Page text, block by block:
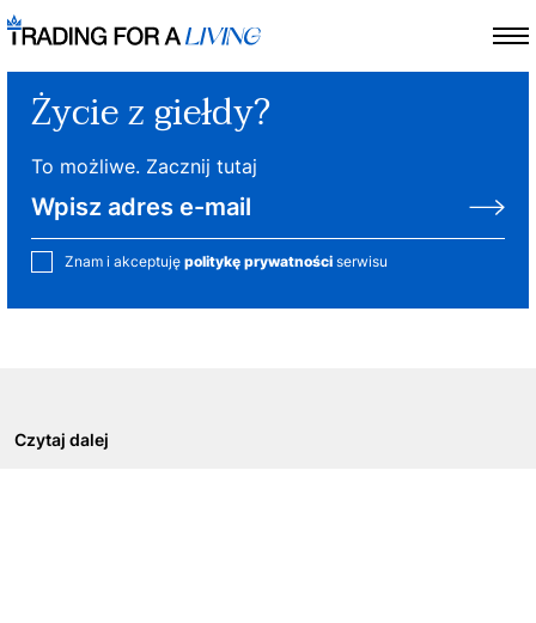
Życie z giełdy?
To możliwe. Zacznij tutaj
Znam i akceptuję politykę prywatności serwisu
Czytaj dalej